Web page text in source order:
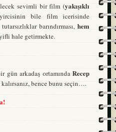
sevimli bir film (yakışıklı
bile film icerisinde
barındırması, hem
hale getirmekte.
arkadaş ortamında Recep
bence bunu seçin….